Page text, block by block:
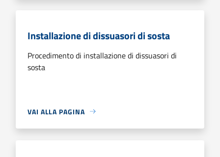
Installazione di dissuasori di sosta
Procedimento di installazione di dissuasori di
sosta
VAI ALLA PAGINA